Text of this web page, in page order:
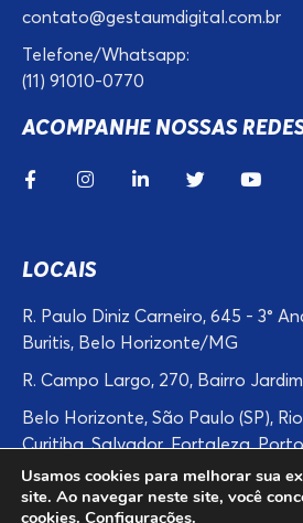
contato@gestaumdigital.com.br
Telefone/Whatsapp:
(11) 91010-0770
ACOMPANHE NOSSAS
LOCAIS
R. Paulo Diniz Carneiro, 645 - 3°
Buritis, Belo Horizonte/MG
R. Campo Largo, 270, Bairro
Belo Horizonte, São Paulo (SP),
Curitiba, Salvador, Fortaleza,
Campinas, Recife, Guarulhos,
Contagem, Betim, Atibaia,
Usamos cookies para melhorar sua
site. Ao navegar neste site, você
cookies. Configurações.